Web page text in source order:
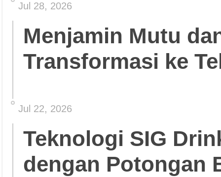
Jul 28, 2026
Menjamin Mutu
Transformasi ke
Jul 22, 2026
Teknologi SIG
dengan Potongan